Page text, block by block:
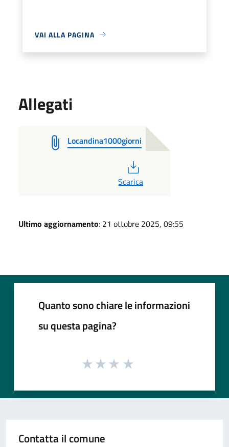
VAI ALLA PAGINA
Allegati
Locandina1000giorni
Scarica
Ultimo aggiornamento: 21 ottobre 2025, 09:55
Quanto sono chiare le informazioni
su questa pagina?
Contatta il comune